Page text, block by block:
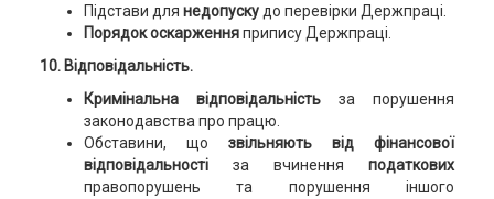
Підстави для недопускудо перевірки Держпраці.
Порядок оскарженняприпису Держпраці.
10. Відповідальність.
Кримінальна відповідальністьза порушення
законодавства про працю.
Обставини, що звільняють від фінансової
відповідальностіза вчиненняподаткових
правопорушень та порушення іншого